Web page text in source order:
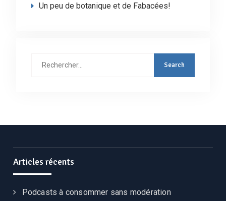
Un peu de botanique et de Fabacées!
Articles récents
Podcasts à consommer sans modération